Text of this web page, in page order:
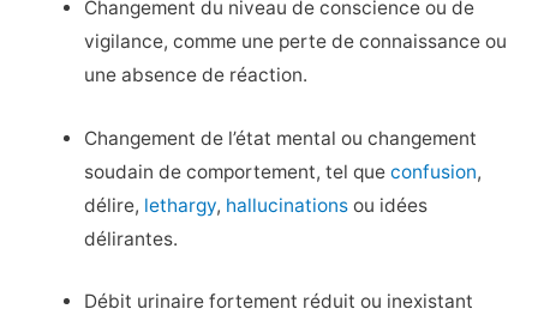
Changement du niveau de conscience ou de
vigilance, comme une perte de connaissance ou
une absence de réaction.
Changement de l’état mental ou changement
soudain de comportement, tel queconfusion,
délire, lethargy, hallucinations ou idées
délirantes.
Débit urinaire fortement réduit ou inexistant